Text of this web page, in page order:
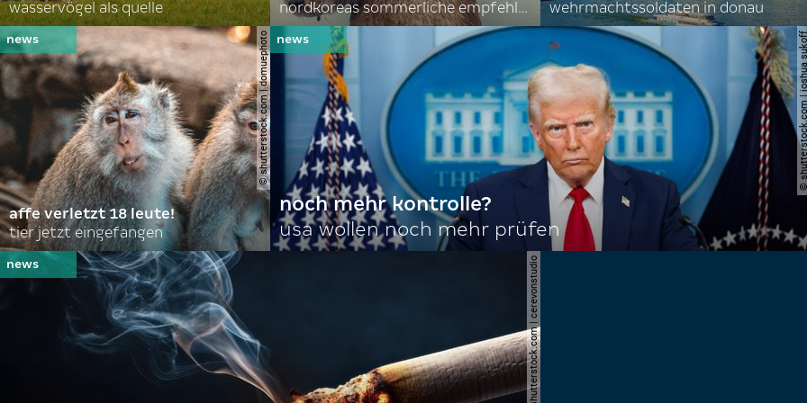
wasservögel als quelle
nordkoreas sommerliche empfehlungen
wehrmachtssoldaten in donau
© shutterstock.com | domuephoto
affe verletzt 18 leute!
tier jetzt eingefangen
©
noch mehr kontrolle?
usa wollen noch mehr prüfen
© shutterstock.com | cerevonstudio